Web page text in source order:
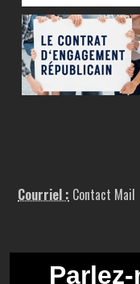
Courriel : Contact Mail